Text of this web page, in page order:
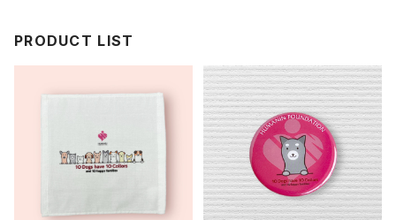
PRODUCT LIST